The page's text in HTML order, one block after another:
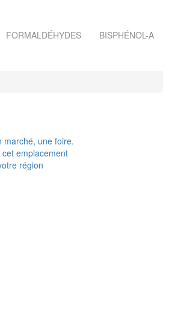
FORMALDÉHYDES BISPHÉNOL-A
marché, une foire.
emplacement
région